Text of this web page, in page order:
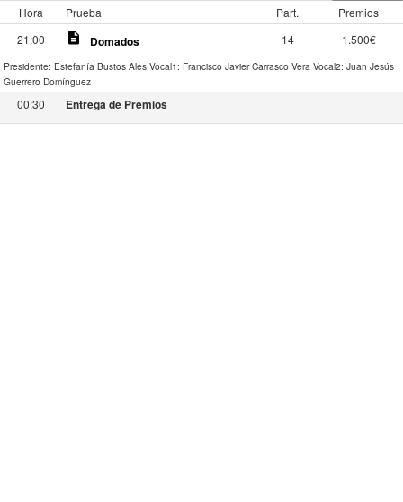
Hora
Prueba Part.
Premios
21:00
description Domados 14 1.500€
Presidente: Estefanía Bustos Ales Vocal1: Francisco Javier Carrasco Vera Vocal2: Juan Jesús
Guerrero Domínguez
00:30 Entrega de Premios